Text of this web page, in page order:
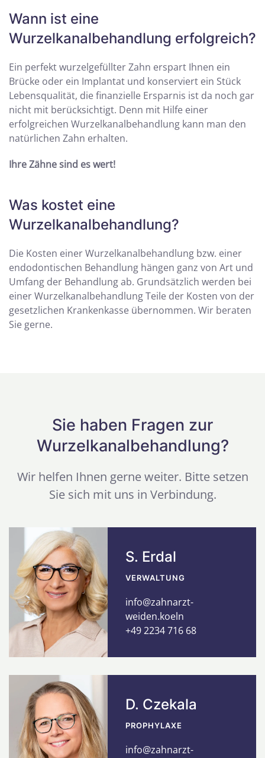
Wann ist eine
Wurzelkanalbehandlung erfolgreich?
Ein perfekt wurzelgefüllter Zahn erspart Ihnen ein
Brücke oder ein Implantat und konserviert ein Stück
Lebensqualität, die finanzielle Ersparnis ist da noch gar
nicht mit berücksichtigt. Denn mit Hilfe einer
erfolgreichen Wurzelkanalbehandlung kann man den
natürlichen Zahn erhalten.
Ihre Zähne sind es wert!
Was kostet eine
Wurzelkanalbehandlung?
Die Kosten einer Wurzelkanalbehandlung bzw. einer
endodontischen Behandlung hängen ganz von Art und
Umfang der Behandlung ab. Grundsätzlich werden bei
einer Wurzelkanalbehandlung Teile der Kosten von der
gesetzlichen Krankenkasse übernommen. Wir beraten
Sie gerne.
Sie haben Fragen zur
Wurzelkanalbehandlung?
Wir helfen Ihnen gerne weiter. Bitte setzen
Sie sich mit uns in Verbindung.
S. Erdal
VERWALTUNG
info@zahnarzt-
weiden.koeln
+49 2234 716 68
D. Czekala
PROPHYLAXE
info@zahnarzt-